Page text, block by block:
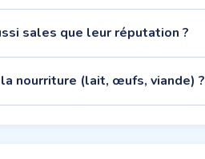
sales que leur réputation ?
nourriture (lait, œufs, viande) ?